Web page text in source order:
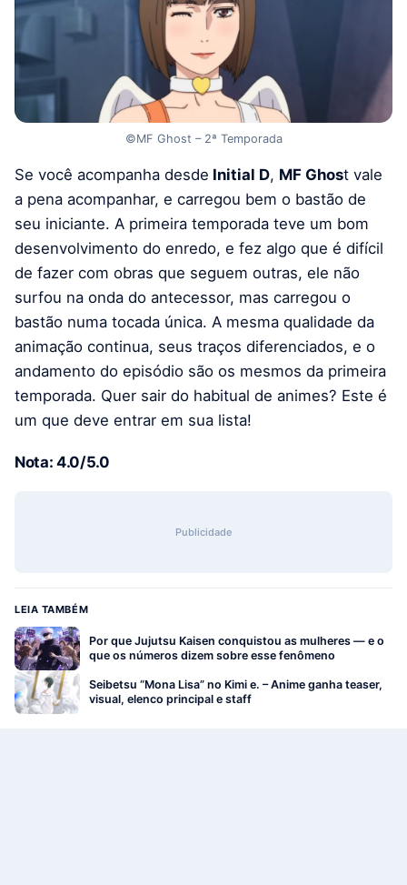
©MF Ghost – 2ª Temporada
Se você acompanha desde Initial D, MF Ghost vale
a pena acompanhar, e carregou bem o bastão de
seu iniciante. A primeira temporada teve um bom
desenvolvimento do enredo, e fez algo que é difícil
de fazer com obras que seguem outras, ele não
surfou na onda do antecessor, mas carregou o
bastão numa tocada única. A mesma qualidade da
animação continua, seus traços diferenciados, e o
andamento do episódio são os mesmos da primeira
temporada. Quer sair do habitual de animes? Este é
um que deve entrar em sua lista!
Nota: 4.0/5.0
Publicidade
LEIA TAMBÉM
Por que Jujutsu Kaisen conquistou as mulheres — e o
que os números dizem sobre esse fenômeno
Seibetsu “Mona Lisa” no Kimi e. – Anime ganha teaser,
visual, elenco principal e staff